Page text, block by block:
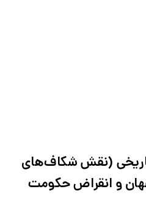
(نقش شکاف‌های
و انقراض حکومت